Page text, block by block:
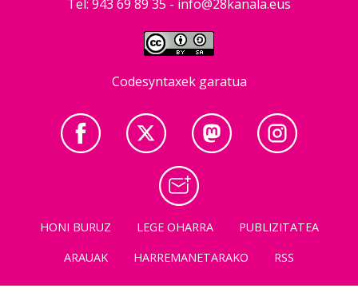
Tel: 943 69 89 35 - info@28kanala.eus
Codesyntaxek garatua
HONI BURUZ LEGE OHARRA
PUBLIZITATEA
ARAUAK
HARREMANETARAKO RSS